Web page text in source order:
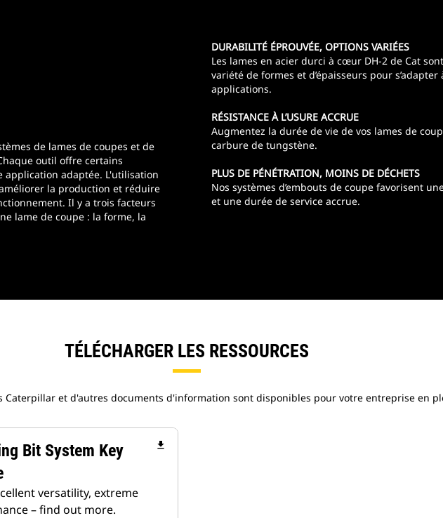
de lames de coupes et de
outil offre certains
adaptée. L'utilisation
la production et réduire
Il y a trois facteurs
lame de coupe : la forme, la
DURABILITÉ ÉPROUVÉE, OPTIONS VARIÉES
Les lames en acier durci à cœur DH-2 de Cat
variété de formes et d’épaisseurs pour s’adapter
applications.
RÉSISTANCE À L’USURE ACCRUE
Augmentez la durée de vie de vos lames de
carbure de tungstène.
PLUS DE PÉNÉTRATION, MOINS DE DÉCHETS
Nos systèmes d’embouts de coupe favorisent
et une durée de service accrue.
TÉLÉCHARGER LES RESSOURCES
Caterpillar et d'autres documents d'information sont disponibles pour votre entreprise en
Bit System Key
file_download
versatility, extreme
– find out more.